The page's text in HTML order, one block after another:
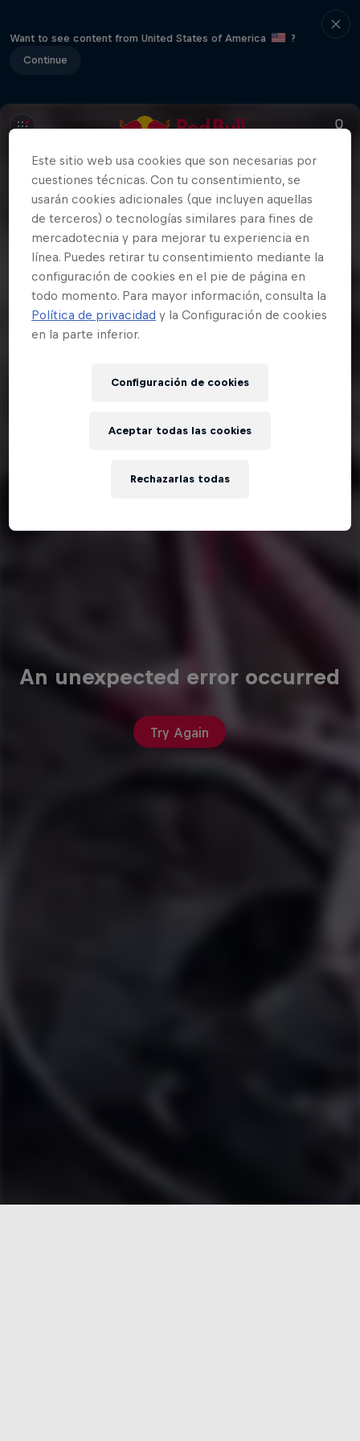
Want to see content from United States of America
?
Continue
An unexpected error occurred
Try Again
Este sitio web usa cookies que son necesarias por
cuestiones técnicas. Con tu consentimiento, se
usarán cookies adicionales (que incluyen aquellas
de terceros) o tecnologías similares para fines de
mercadotecnia y para mejorar tu experiencia en
línea. Puedes retirar tu consentimiento mediante la
configuración de cookies en el pie de página en
todo momento. Para mayor información, consulta la
Política de privacidad y la Configuración de cookies
en la parte inferior.
Configuración de cookies
Rechazarlas todas
Aceptar todas las cookies